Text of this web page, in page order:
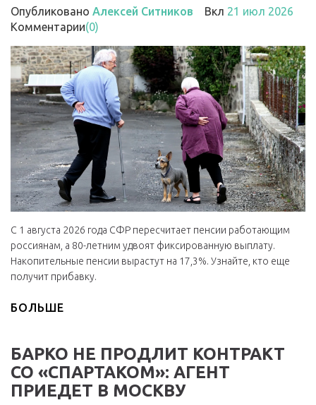
Опубликовано Алексей Ситников Вкл 21 июл 2026
Комментарии(0)
С 1 августа 2026 года СФР пересчитает пенсии работающим
россиянам, а 80-летним удвоят фиксированную выплату.
Накопительные пенсии вырастут на 17,3%. Узнайте, кто еще
получит прибавку.
БОЛЬШЕ
БАРКО НЕ ПРОДЛИТ КОНТРАКТ
СО «СПАРТАКОМ»: АГЕНТ
ПРИЕДЕТ В МОСКВУ